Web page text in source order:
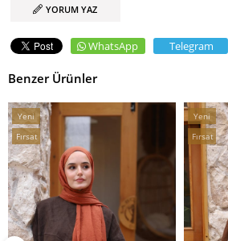
YORUM YAZ
WhatsApp Telegram
Benzer Ürünler
Yeni
Ürün
Fırsat
Ürünü
Yeni
Ürün
Fırsat
Ürünü